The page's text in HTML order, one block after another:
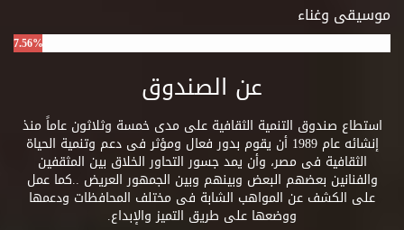
موسيقى وغناء
7.56%
عن الصندوق
استطاع صندوق التنمية الثقافية على مدى خمسة وثلاثون عاماً منذ
إنشائه عام 1989 أن يقوم بدور فعال ومؤثر فى دعم وتنمية الحياة
الثقافية فى مصر، وأن يمد جسور التحاور الخلاق بين المثقفين
والفنانين بعضهم البعض وبينهم وبين الجمهور العريض ..كما عمل
على الكشف عن المواهب الشابة فى مختلف المحافظات ودعمها
ووضعها على طريق التميز والإبداع.